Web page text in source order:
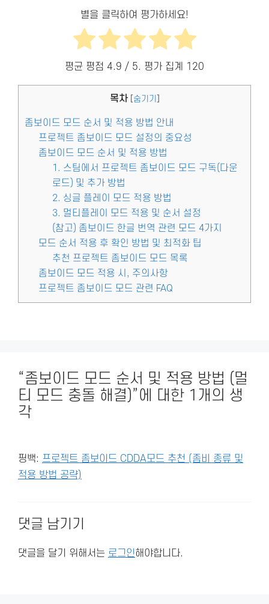
별을 클릭하여 평가하세요!
평균 평점 4.9 / 5. 평가 집계 120
목차 숨기기
좀보이드 모드 순서 및 적용 방법 안내
프로젝트 좀보이드 모드 설정의 중요성
좀보이드 모드 순서 및 적용 방법
1. 스팀에서 프로젝트 좀보이드 모드 구독(다운
로드) 및 추가 방법
2. 싱글 플레이 모드 적용 방법
3. 멀티플레이 모드 적용 및 순서 설정
(참고) 좀보이드 한글 번역 관련 모드 4가지
모드 순서 적용 후 확인 방법 및 최적화 팁
추천 프로젝트 좀보이드 모드 목록
좀보이드 모드 적용 시, 주의사항
프로젝트 좀보이드 모드 관련 FAQ
“좀보이드 모드 순서 및 적용 방법 (멀
티 모드 충돌 해결)”에 대한 1개의 생
각
핑백: 프로젝트 좀보이드 CDDA모드 추천 (좀비 종류 및
적용 방법 공략)
댓글 남기기
댓글을 달기 위해서는 로그인해야합니다.